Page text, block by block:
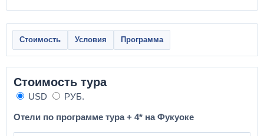
Стоимость Условия Программа
Стоимость тура
USD РУБ.
Отели по программе тура + 4* на Фукуоке